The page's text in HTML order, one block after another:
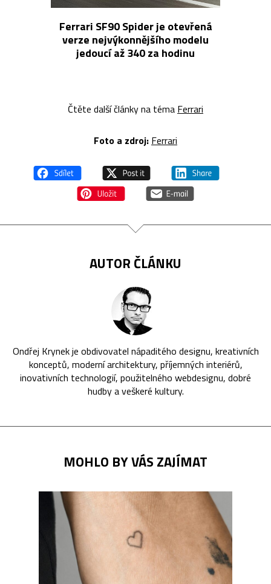
Ferrari SF90 Spider je otevřená
verze nejvýkonnějšího modelu
jedoucí až 340 za hodinu
Čtěte další články na téma Ferrari
Foto a zdroj: Ferrari
AUTOR ČLÁNKU
Ondřej Krynek je obdivovatel nápaditého designu, kreativních
konceptů, moderní architektury, příjemných interiérů,
inovativních technologií, použitelného webdesignu, dobré
hudby a veškeré kultury.
MOHLO BY VÁS ZAJÍMAT